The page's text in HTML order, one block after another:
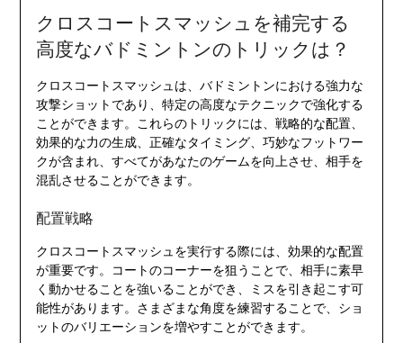
クロスコートスマッシュを補完する
高度なバドミントンのトリックは？
クロスコートスマッシュは、バドミントンにおける強力な
攻撃ショットであり、特定の高度なテクニックで強化する
ことができます。これらのトリックには、戦略的な配置、
効果的な力の生成、正確なタイミング、巧妙なフットワー
クが含まれ、すべてがあなたのゲームを向上させ、相手を
混乱させることができます。
配置戦略
クロスコートスマッシュを実行する際には、効果的な配置
が重要です。コートのコーナーを狙うことで、相手に素早
く動かせることを強いることができ、ミスを引き起こす可
能性があります。さまざまな角度を練習することで、ショ
ットのバリエーションを増やすことができます。